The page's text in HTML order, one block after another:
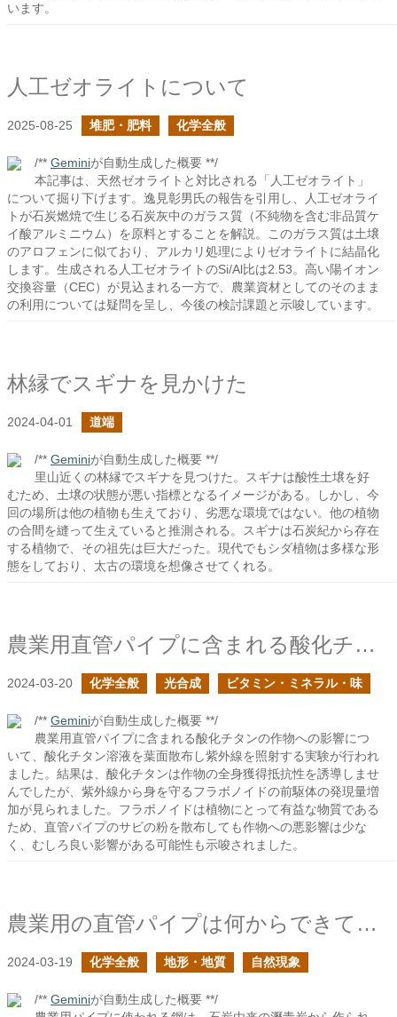
います。
人工ゼオライトについて
2025-08-25 堆肥・肥料 化学全般
/** Geminiが自動生成した概要 **/
本記事は、天然ゼオライトと対比される「人工ゼオライト」
について掘り下げます。逸見彰男氏の報告を引用し、人工ゼオライ
トが石炭燃焼で生じる石炭灰中のガラス質（不純物を含む非品質ケ
イ酸アルミニウム）を原料とすることを解説。このガラス質は土壌
のアロフェンに似ており、アルカリ処理によりゼオライトに結晶化
します。生成される人工ゼオライトのSi/Al比は2.53。高い陽イオン
交換容量（CEC）が見込まれる一方で、農業資材としてのそのまま
の利用については疑問を呈し、今後の検討課題と示唆しています。
林縁でスギナを見かけた
2024-04-01 道端
/** Geminiが自動生成した概要 **/
里山近くの林縁でスギナを見つけた。スギナは酸性土壌を好
むため、土壌の状態が悪い指標となるイメージがある。しかし、今
回の場所は他の植物も生えており、劣悪な環境ではない。他の植物
の合間を縫って生えていると推測される。スギナは石炭紀から存在
する植物で、その祖先は巨大だった。現代でもシダ植物は多様な形
態をしており、太古の環境を想像させてくれる。
農業用直管パイプに含まれる酸化チタンは作物に与えても問題ないか？
2024-03-20 化学全般 光合成 ビタミン・ミネラル・味
/** Geminiが自動生成した概要 **/
農業用直管パイプに含まれる酸化チタンの作物への影響につ
いて、酸化チタン溶液を葉面散布し紫外線を照射する実験が行われ
ました。結果は、酸化チタンは作物の全身獲得抵抗性を誘導しませ
んでしたが、紫外線から身を守るフラボノイドの前駆体の発現量増
加が見られました。フラボノイドは植物にとって有益な物質である
ため、直管パイプのサビの粉を散布しても作物への悪影響は少な
く、むしろ良い影響がある可能性も示唆されました。
農業用の直管パイプは何からできている？３
2024-03-19 化学全般 地形・地質 自然現象
/** Geminiが自動生成した概要 **/